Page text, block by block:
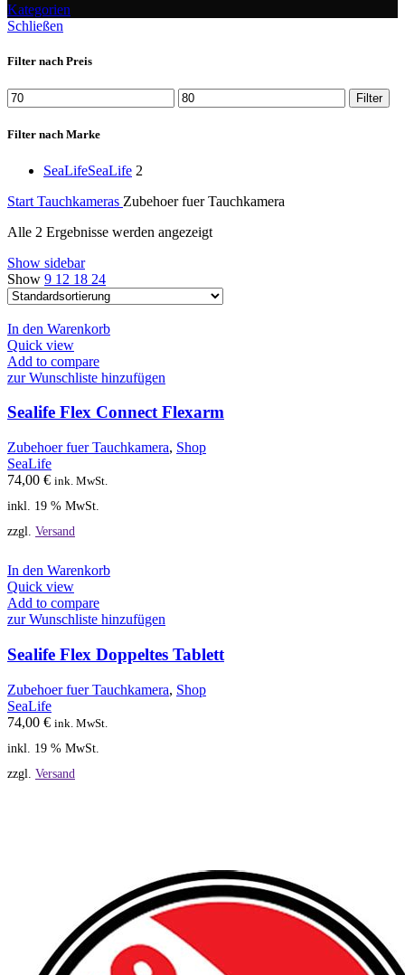
Kategorien
Schließen
Filter nach Preis
Min.
Preis
Max.
Preis
Filter
Filter nach Marke
SeaLifeSeaLife 2
Start Tauchkameras Zubehoer fuer Tauchkamera
Alle 2 Ergebnisse werden angezeigt
Show sidebar
Show 9 12 18 24
In den Warenkorb
Quick view
Add to compare
zur Wunschliste hinzufügen
Sealife Flex Connect Flexarm
Zubehoer fuer Tauchkamera, Shop
SeaLife
74,00 € ink. MwSt.
inkl. 19 % MwSt.
zzgl. Versand
In den Warenkorb
Quick view
Add to compare
zur Wunschliste hinzufügen
Sealife Flex Doppeltes Tablett
Zubehoer fuer Tauchkamera, Shop
SeaLife
74,00 € ink. MwSt.
inkl. 19 % MwSt.
zzgl. Versand